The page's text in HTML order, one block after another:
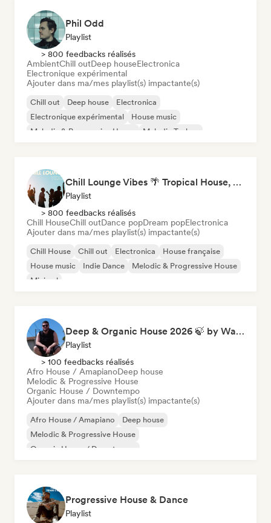
Phil Odd
Playlist
> 800 feedbacks réalisés
AmbientChill outDeep houseElectronica
Electronique expérimental
Ajouter dans ma/mes playlist(s) impactante(s)
Chill out Deep house
Electronica
Electronique expérimental
House music
Melodic & Progressive House
Melodic Techno
Chill Lounge Vibes 🌴 Tropical House, Deep House & Downtempo
Playlist
> 800 feedbacks réalisés
Chill HouseChill outDance popDream popElectronica
Ajouter dans ma/mes playlist(s) impactante(s)
Chill House Chill out Electronica
House française
House music
Indie Dance
Melodic & Progressive House
Minimal
Deep & Organic House 2026 🍃 by Waroxe
Playlist
> 100 feedbacks réalisés
Afro House / AmapianoDeep house
Melodic & Progressive House
Organic House / Downtempo
Ajouter dans ma/mes playlist(s) impactante(s)
Afro House / Amapiano
Deep house
Melodic & Progressive House
Organic House / Downtempo
Progressive House & Dance
Playlist